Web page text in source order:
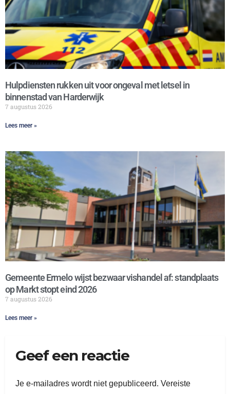
Hulpdiensten rukken uit voor ongeval met letsel in
binnenstad van Harderwijk
7 augustus 2026
Lees meer »
Gemeente Ermelo wijst bezwaar vishandel af: standplaats
op Markt stopt eind 2026
7 augustus 2026
Lees meer »
Geef een reactie
Je e-mailadres wordt niet gepubliceerd. Vereiste